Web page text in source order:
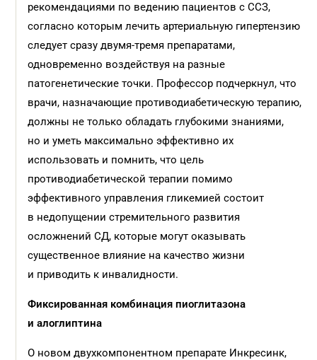
рекомендациями по ведению пациентов с ССЗ,
согласно которым лечить артериальную гипертензию
следует сразу двумя-тремя препаратами,
одновременно воздействуя на разные
патогенетические точки. Профессор подчеркнул, что
врачи, назначающие противодиабетическую терапию,
должны не только обладать глубокими знаниями,
но и уметь максимально эффективно их
использовать и помнить, что цель
противодиабетической терапии помимо
эффективного управления гликемией состоит
в недопущении стремительного развития
осложнений СД, которые могут оказывать
существенное влияние на качество жизни
и приводить к инвалидности.
Фиксированная комбинация пиоглитазона
и алоглиптина
О новом двухкомпонентном препарате Инкресинк,